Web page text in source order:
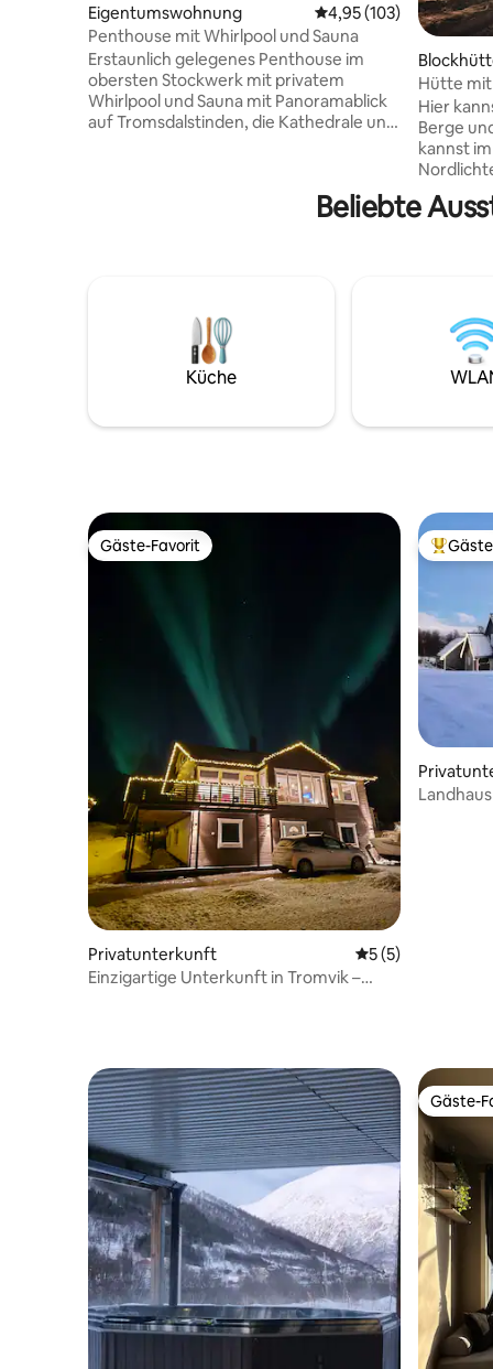
Eigentumswohnung Durchschnittliche
4,95 (103)
Penthouse mit Whirlpool und Sauna
Erstaunlich gelegenes Penthouse im
obersten Stockwerk mit privatem
Whirlpool und Sauna mit Panoramablick
auf Tromsdalstinden, die Kathedrale und
Neujahrsfeier von diesem Grundstück. 5
alle Zimmer verfügen über TV
Chromecast. Gut ausgestattete Küche,
fester kostenloser Parkplatz. Rauchen
Hütte
Hier
Berge
kannst
sehen. Viele schöne
Es gibt
mehr. Die Hütte hat eine Wärmepumpe
für
sowohl
sowie
Beliebte
Küche
Gäste-Favorit
Gäste-Favorit
Privatunterkunft Durchschnittliche
5 (5)
Einzigartige Unterkunft in Tromvik –
Gäste-
Gäste-